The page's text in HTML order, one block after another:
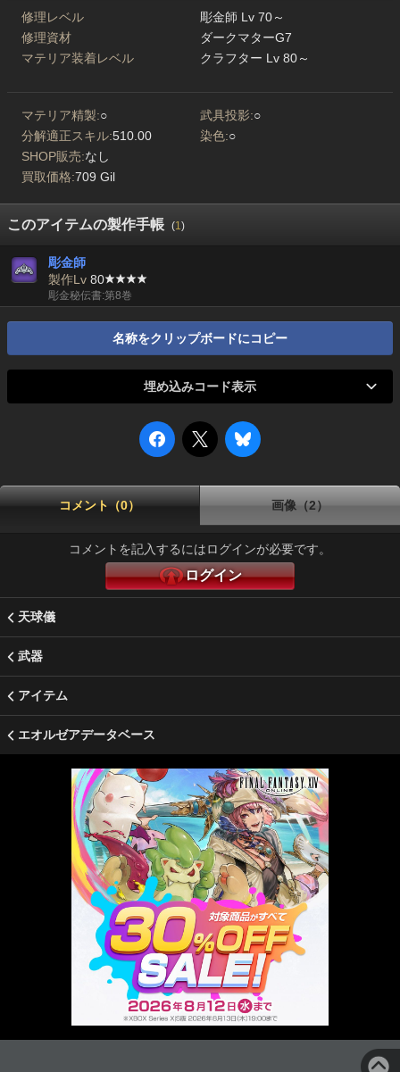
修理レベル
彫金師 Lv 70～
修理資材
ダークマターG7
マテリア装着レベル
クラフター Lv 80～
マテリア精製:○ 武具投影:○
分解適正スキル:510.00 染色:○
SHOP販売:なし
買取価格:709 Gil
このアイテムの製作手帳 (1)
彫金師
製作Lv 80
彫金秘伝書:第8巻
名称をクリップボードにコピー
埋め込みコード表示
コメント（0） 画像（2）
コメントを記入するにはログインが必要です。
ログイン
天球儀
武器
アイテム
エオルゼアデータベース